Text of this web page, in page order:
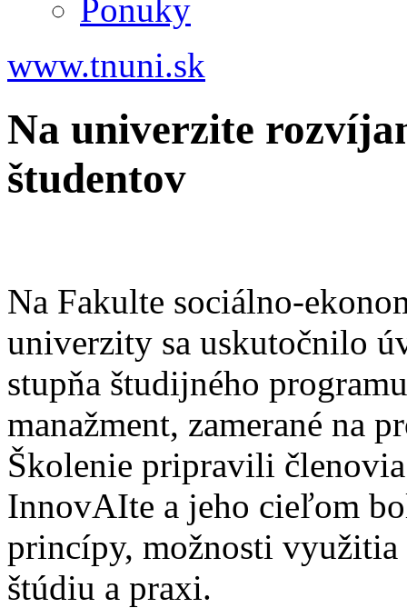
Ponuky
www.tnuni.sk
Na univerzite
študentov
Na Fakulte sociálno-
univerzity sa uskutočnilo
stupňa študijného
manažment, zamerané na
Školenie pripravili
InnovAIte a jeho cieľom
princípy, možnosti
štúdiu a praxi.